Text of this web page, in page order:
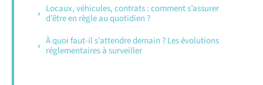
Locaux, véhicules, contrats : comment s’assurer
d’être en règle au quotidien ?
À quoi faut-il s’attendre demain ? Les évolutions
réglementaires à surveiller